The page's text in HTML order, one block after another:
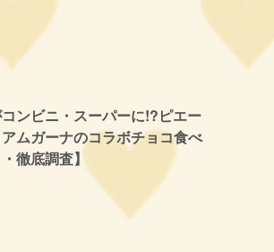
ンビニ・スーパーに!?ピエー
ムガーナのコラボチョコ食べ
徹底調査】